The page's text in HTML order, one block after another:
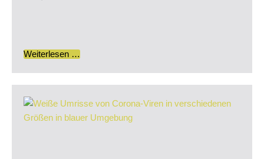
Weiterlesen …